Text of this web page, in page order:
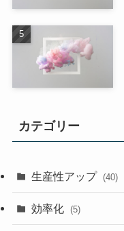
カテゴリー
生産性アップ (40)
効率化 (5)